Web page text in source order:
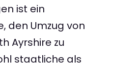
ist ein
den Umzug von
Ayrshire zu
staatliche als